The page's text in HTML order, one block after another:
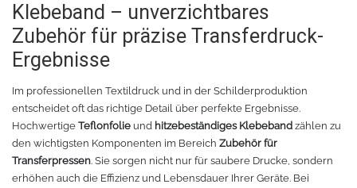
Tafelfolie
Übersicht
Trommeln
Verschiedenes
Griffe
Klebeband – unverzichtbares
Zubehör für präzise Transferdruck-
Ergebnisse
Im professionellen Textildruck und in der Schilderproduktion
entscheidet oft das richtige Detail über perfekte Ergebnisse.
Hochwertige Teflonfolie und hitzebeständiges Klebeband zählen zu
den wichtigsten Komponenten im Bereich Zubehör für
Transferpressen. Sie sorgen nicht nur für saubere Drucke, sondern
erhöhen auch die Effizienz und Lebensdauer Ihrer Geräte. Bei